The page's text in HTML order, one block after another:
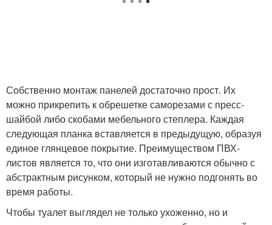
Собственно монтаж панелей достаточно прост. Их
можно прикрепить к обрешетке саморезами с пресс-
шайбой либо скобами мебельного степлера. Каждая
следующая планка вставляется в предыдущую, образуя
единое глянцевое покрытие. Преимуществом ПВХ-
листов является то, что они изготавливаются обычно с
абстрактным рисунком, который не нужно подгонять во
время работы.
Чтобы туалет выглядел не только ухоженно, но и